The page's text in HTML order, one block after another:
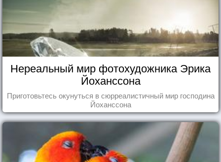
Нереальный мир фотохудожника Эрика
Йоханссона
Приготовьтесь окунуться в сюрреалистичный мир господина
Йоханссона